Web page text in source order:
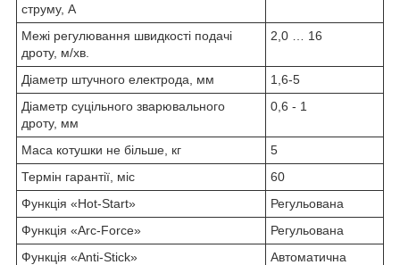
струму, А
Межі регулювання швидкості подачі
дроту, м/хв.
2,0 … 16
Діаметр штучного електрода, мм
1,6-5
Діаметр суцільного зварювального
дроту, мм
0,6 - 1
Маса котушки не більше, кг
5
Термін гарантії, міс
60
Функція «Hot-Start»
Регульована
Функція «Arc-Force»
Регульована
Функція «Anti-Stick»
Автоматична